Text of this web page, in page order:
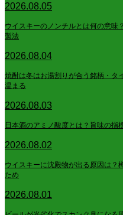
2026.08.05
ウイスキーのノンチルとは何の意味
製法
2026.08.04
焼酎は冬はお湯割りが合う銘柄・タ
温まる
2026.08.03
日本酒のアミノ酸度とは？旨味の指
2026.08.02
ウイスキーに沈殿物が出る原因は？
ため
2026.08.01